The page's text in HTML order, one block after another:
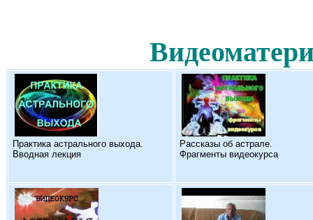
Практика астрального выхода.
Вводная лекция
Рассказы об астрале.
Фрагменты видеокурса